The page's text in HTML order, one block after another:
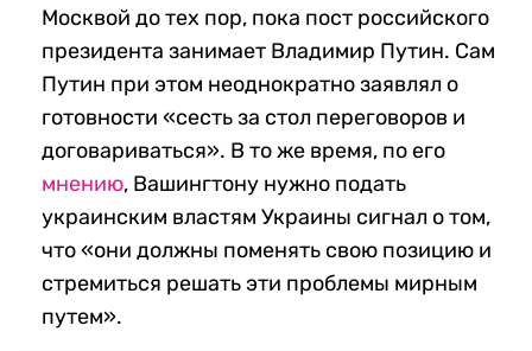
Москвой до тех пор, пока пост российского
президента занимает Владимир Путин. Сам
Путин при этом неоднократно заявлял о
готовности «сесть за стол переговоров и
договариваться». В то же время, по его
мнению, Вашингтону нужно подать
украинским властям Украины сигнал о том,
что «они должны поменять свою позицию и
стремиться решать эти проблемы мирным
путем».